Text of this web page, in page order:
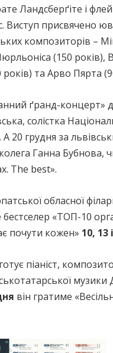
Ландсберґіте і
Виступ присвячено
композиторів –
(150 років),
та Арво Пярта
ґранд-концерт»
солістка
20 грудня за
Ганна Бубнова,
The best».
обласної
«ТОП-10
почути кожен» 10, 13
піаніст,
музики
він гратиме